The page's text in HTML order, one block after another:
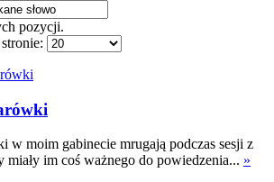
pozycji.
w moim gabinecie mrugają podczas sesji z
miały im coś ważnego do powiedzenia... »